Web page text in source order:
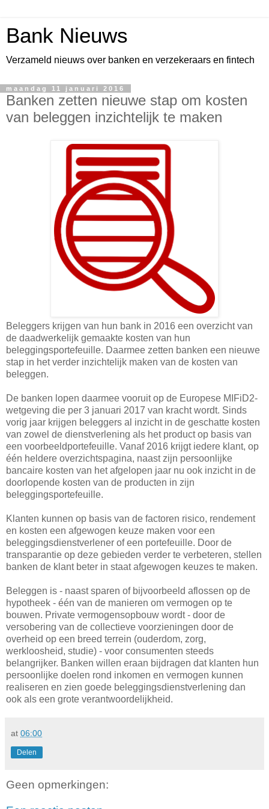
Bank Nieuws
Verzameld nieuws over banken en verzekeraars en fintech
maandag 11 januari 2016
Banken zetten nieuwe stap om kosten
van beleggen inzichtelijk te maken
Beleggers krijgen van hun bank in 2016 een overzicht van
de daadwerkelijk gemaakte kosten van hun
beleggingsportefeuille. Daarmee zetten banken een nieuwe
stap in het verder inzichtelijk maken van de kosten van
beleggen.
De banken lopen daarmee vooruit op de Europese MIFiD2-
wetgeving die per 3 januari 2017 van kracht wordt. Sinds
vorig jaar krijgen beleggers al inzicht in de geschatte kosten
van zowel de dienstverlening als het product op basis van
een voorbeeldportefeuille. Vanaf 2016 krijgt iedere klant, op
één heldere overzichtspagina, naast zijn persoonlijke
bancaire kosten van het afgelopen jaar nu ook inzicht in de
doorlopende kosten van de producten in zijn
beleggingsportefeuille.
Klanten kunnen op basis van de factoren risico, rendement
en kosten een afgewogen keuze maken voor een
beleggingsdienstverlener of een portefeuille. Door de
transparantie op deze gebieden verder te verbeteren, stellen
banken de klant beter in staat afgewogen keuzes te maken.
Beleggen is - naast sparen of bijvoorbeeld aflossen op de
hypotheek - één van de manieren om vermogen op te
bouwen. Private vermogensopbouw wordt - door de
versobering van de collectieve voorzieningen door de
overheid op een breed terrein (ouderdom, zorg,
werkloosheid, studie) - voor consumenten steeds
belangrijker. Banken willen eraan bijdragen dat klanten hun
persoonlijke doelen rond inkomen en vermogen kunnen
realiseren en zien goede beleggingsdienstverlening dan
ook als een grote verantwoordelijkheid.
at 06:00
Delen
Geen opmerkingen: